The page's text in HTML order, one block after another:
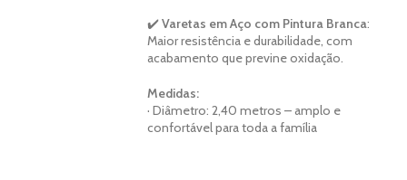
✔️Varetas em Aço com Pintura Branca:
Maior resistência e durabilidade, com
acabamento que previne oxidação.
Medidas:
· Diâmetro: 2,40 metros – amplo e
confortável para toda a família